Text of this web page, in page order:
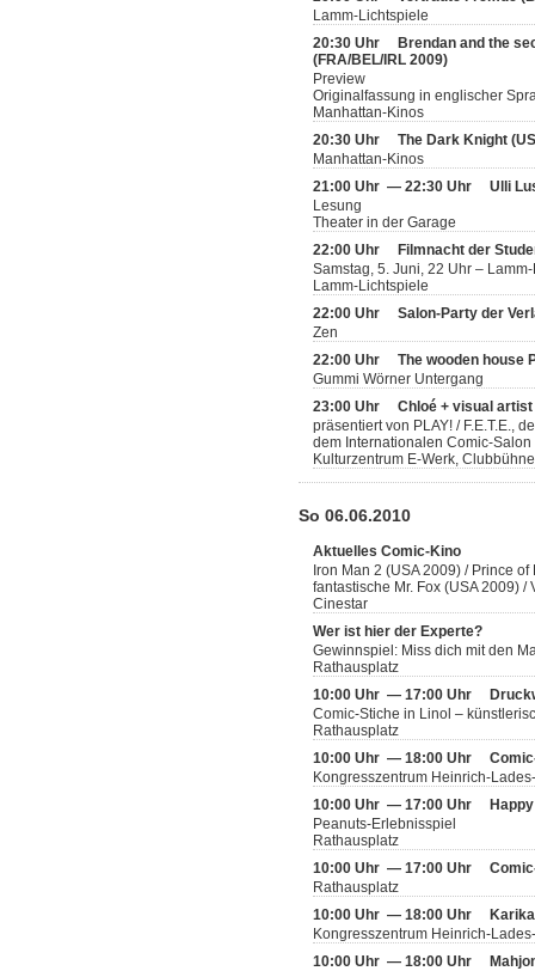
Lamm-Lichtspiele
20:30 Uhr
Brendan and the
(FRA/BEL/IRL 2009)
Preview
Originalfassung in englischer
Manhattan-Kinos
20:30 Uhr The Dark Knight
Manhattan-Kinos
21:00 Uhr — 22:30 Uhr Ulli
Lesung
Theater in der Garage
22:00 Uhr
Filmnacht der
Samstag, 5. Juni, 22 Uhr –
Lamm-Lichtspiele
22:00 Uhr Salon-Party der
Zen
22:00 Uhr The wooden house
Gummi Wörner Untergang
23:00 Uhr Chloé + visual
präsentiert von PLAY! / F.E.T.E.,
dem Internationalen Comic-
Kulturzentrum E-Werk, Clubbühne
So 06.06.2010
Aktuelles Comic-Kino
Iron Man 2 (USA 2009) / Prince
fantastische Mr. Fox (USA 2009)
Cinestar
Wer ist hier der Experte?
Gewinnspiel: Miss dich mit den
Rathausplatz
10:00 Uhr — 17:00 Uhr
Comic-Stiche in Linol –
Rathausplatz
10:00 Uhr — 18:00 Uhr
Kongresszentrum Heinrich-
10:00 Uhr — 17:00 Uhr
Peanuts-Erlebnisspiel
Rathausplatz
10:00 Uhr — 17:00 Uhr
Rathausplatz
10:00 Uhr — 18:00 Uhr
Kongresszentrum Heinrich-
10:00 Uhr — 18:00 Uhr